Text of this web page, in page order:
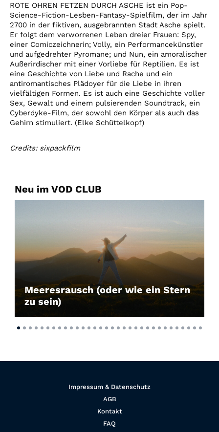
ROTE OHREN FETZEN DURCH ASCHE ist ein Pop-
Science-Fiction-Lesben-Fantasy-Spielfilm, der im Jahr
2700 in der fiktiven, ausgebrannten Stadt Asche spielt.
Er folgt dem verworrenen Leben dreier Frauen: Spy,
einer Comiczeichnerin; Volly, ein Performancekünstler
und aufgedrehter Pyromane; und Nun, ein amoralischer
Außerirdischer mit einer Vorliebe für Reptilien. Es ist
eine Geschichte von Liebe und Rache und ein
antiromantisches Plädoyer für die Liebe in ihren
vielfältigen Formen. Es ist auch eine Geschichte voller
Sex, Gewalt und einem pulsierenden Soundtrack, ein
Cyberdyke-Film, der sowohl den Körper als auch das
Gehirn stimuliert. (Elke Schüttelkopf)
Credits: sixpackfilm
Neu im VOD CLUB
Meeresrausch (oder wie ein Stern
zu sein)
Impressum & Datenschutz
AGB
Kontakt
FAQ